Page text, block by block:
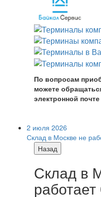
По вопросам
можете
электронной почте
2 июля 2026
Склад в Москве не
Назад
Склад в